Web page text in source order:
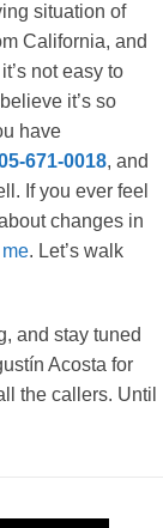
situation of
California, and
not easy to
it’s so
have
671-0018, and
If you ever feel
changes in
. Let’s walk
and stay tuned
Acosta for
the callers. Until